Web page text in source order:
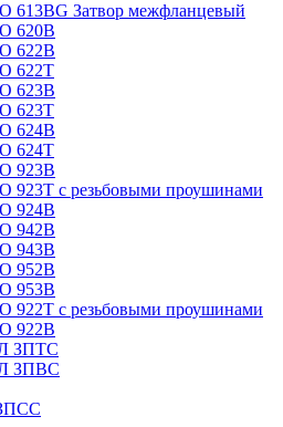
613BG Затвор межфланцевый
620B
622B
622T
623B
623T
624В
624Т
923B
923Т с резьбовыми проушинами
924B
942B
943B
952B
953B
922T с резьбовыми проушинами
922B
ЗПТС
ЗПВС